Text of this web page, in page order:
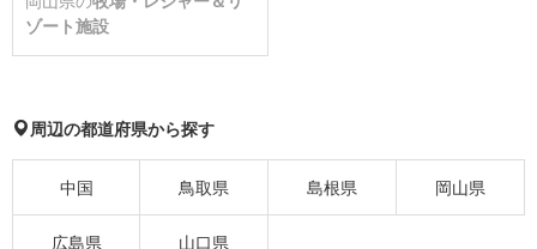
ゾート施設
周辺の都道府県から探す
中国 鳥取県 島根県 岡山県
広島県 山口県